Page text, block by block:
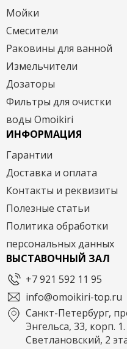
Мойки
Смесители
Раковины для ванной
Измельчители
Дозаторы
Фильтры для очистки
воды Omoikiri
ИНФОРМАЦИЯ
Гарантии
Доставка и оплата
Контакты и реквизиты
Полезные статьи
Политика обработки
персональных данных
ВЫСТАВОЧНЫЙ ЗАЛ
+7 921 592 11 95
info@omoikiri-top.ru
Санкт-Петербург,
Энгельса, 33, корп.
Светлановский, 2